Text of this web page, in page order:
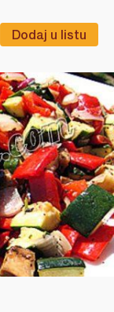
Dodaj u listu